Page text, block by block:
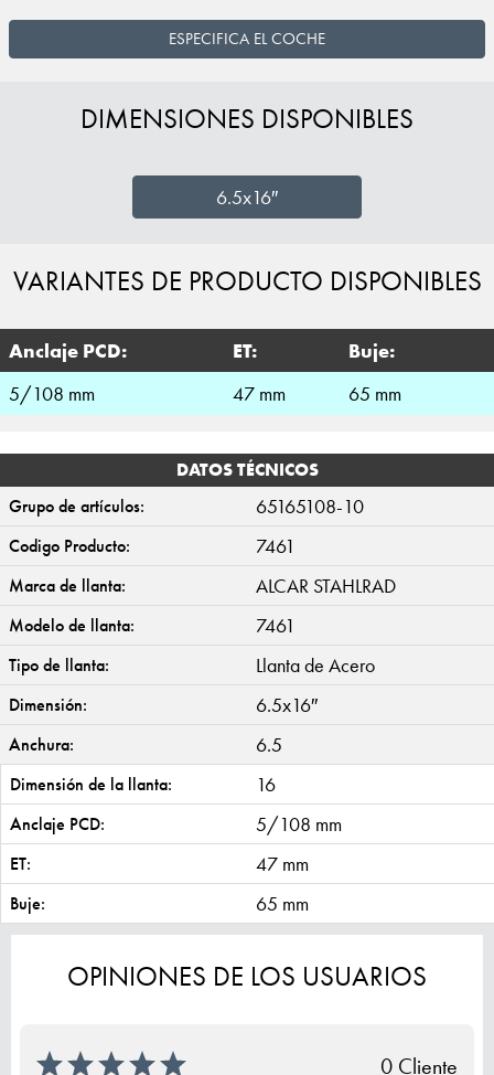
ESPECIFICA EL COCHE
DIMENSIONES DISPONIBLES
6.5x16″
VARIANTES DE PRODUCTO DISPONIBLES
Anclaje PCD: ET:
Buje:
5/108 mm
47 mm 65 mm
DATOS TÉCNICOS
Grupo de artículos:
65165108-10
Codigo Producto: 7461
Marca de llanta: ALCAR STAHLRAD
Modelo de llanta: 7461
Tipo de llanta: Llanta de Acero
Dimensión: 6.5x16″
Anchura: 6.5
Dimensión de la llanta: 16
Anclaje PCD: 5/108 mm
ET: 47 mm
Buje: 65 mm
OPINIONES DE LOS USUARIOS
0 Cliente